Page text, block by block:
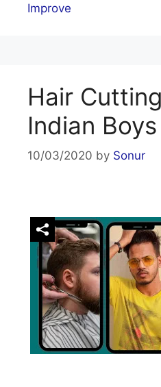
Improve
Hair
Indian
10/03/2020 by Sonur